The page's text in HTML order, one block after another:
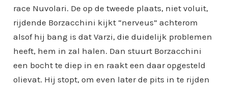
race Nuvolari. De op de tweede plaats, niet voluit,
rijdende Borzacchini kijkt “nerveus” achterom
alsof hij bang is dat Varzi, die duidelijk problemen
heeft, hem in zal halen. Dan stuurt Borzacchini
een bocht te diep in en raakt een daar opgesteld
olievat. Hij stopt, om even later de pits in te rijden